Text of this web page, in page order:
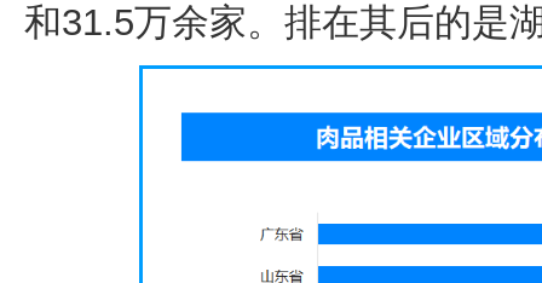
和31.5万余家。排在其后的是